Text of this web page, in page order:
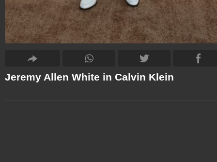
Jeremy Allen White in Calvin Klein